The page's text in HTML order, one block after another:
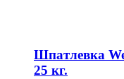
Шпатлевка
25 кг.